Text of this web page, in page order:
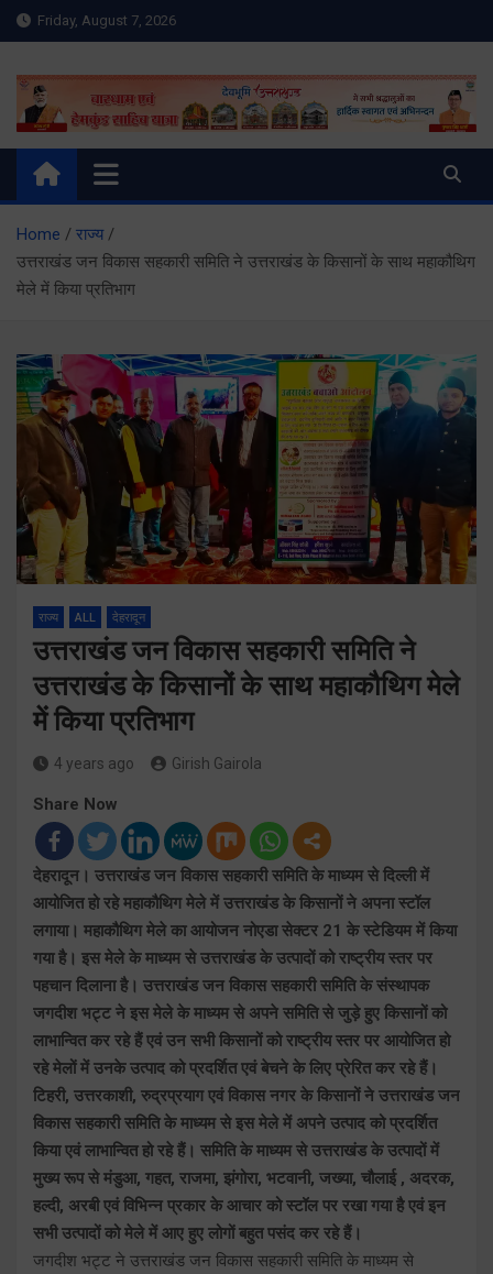
Skip
to
Friday, August 7, 2026
Meru Raibar | Uttarakhand
News | Uttarkashi News
meruraibar.com
Home
राज्य
उत्तराखंड जन विकास सहकारी समिति ने उत्तराखंड के किसानों के साथ महाकौथिग
मेले में किया प्रतिभाग
राज्य ALL देहरादून
उत्तराखंड जन विकास सहकारी समिति ने
उत्तराखंड के किसानों के साथ महाकौथिग मेले
में किया प्रतिभाग
4 years ago Girish Gairola
Share Now
देहरादून। उत्तराखंड जन विकास सहकारी समिति के माध्यम से दिल्ली में
आयोजित हो रहे महाकौथिग मेले में उत्तराखंड के किसानों ने अपना स्टॉल
लगाया। महाकौथिग मेले का आयोजन नोएडा सेक्टर 21 के स्टेडियम में किया
गया है। इस मेले के माध्यम से उत्तराखंड के उत्पादों को राष्ट्रीय स्तर पर
पहचान दिलाना है। उत्तराखंड जन विकास सहकारी समिति के संस्थापक
जगदीश भट्ट ने इस मेले के माध्यम से अपने समिति से जुड़े हुए किसानों को
लाभान्वित कर रहे हैं एवं उन सभी किसानों को राष्ट्रीय स्तर पर आयोजित हो
रहे मेलों में उनके उत्पाद को प्रदर्शित एवं बेचने के लिए प्रेरित कर रहे हैं।
टिहरी, उत्तरकाशी, रुद्रप्रयाग एवं विकास नगर के किसानों ने उत्तराखंड जन
विकास सहकारी समिति के माध्यम से इस मेले में अपने उत्पाद को प्रदर्शित
किया एवं लाभान्वित हो रहे हैं। समिति के माध्यम से उत्तराखंड के उत्पादों में
मुख्य रूप से मंडुआ, गहत, राजमा, झंगोरा, भटवानी, जख्या, चौलाई , अदरक,
हल्दी, अरबी एवं विभिन्न प्रकार के आचार को स्टॉल पर रखा गया है एवं इन
सभी उत्पादों को मेले में आए हुए लोगों बहुत पसंद कर रहे हैं।
जगदीश भट्ट ने उत्तराखंड जन विकास सहकारी समिति के माध्यम से